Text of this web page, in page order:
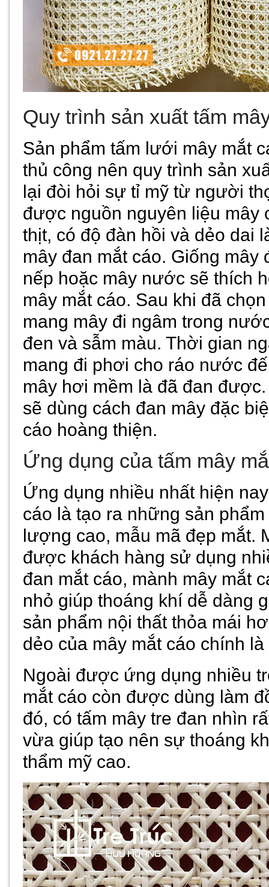
Quy trình sản xuất tấm
Sản phẩm tấm lưới mây mắt
thủ công nên quy trình sản
lại đòi hỏi sự tỉ mỹ từ người
được nguồn nguyên liệu
thịt, có độ đàn hồi và dẻo dai
mây đan mắt cáo. Giống
nếp hoặc mây nước sẽ thích
mây mắt cáo. Sau khi đã
mang mây đi ngâm trong
đen và sẫm màu. Thời gian
mang đi phơi cho ráo nước
mây hơi mềm là đã đan
sẽ dùng cách đan mây đặc
cáo hoàng thiện.
Ứng dụng của tấm mây
Ứng dụng nhiều nhất hiện
cáo là tạo ra những sản
lượng cao, mẫu mã đẹp mắt.
được khách hàng sử dụng
đan mắt cáo, mành mây mắt
nhỏ giúp thoáng khí dễ dàng
sản phẩm nội thất thỏa mái
dẻo của mây mắt cáo chính
Ngoài được ứng dụng nhiều
mắt cáo còn được dùng làm
đó, có tấm mây tre đan nhìn
vừa giúp tạo nên sự thoáng
thẩm mỹ cao.